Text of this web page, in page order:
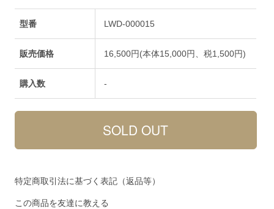
型番 LWD-000015
販売価格 16,500円(本体15,000円、税1,500円)
購入数 -
特定商取引法に基づく表記（返品等）
この商品を友達に教える